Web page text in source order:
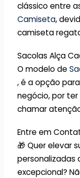
clássico entre
Camiseta,
camiseta
Sacolas Alça
O modelo de
, é a opção
negócio, por
chamar
Entre em
🎁 Quer elevar
personalizadas
excepcional?